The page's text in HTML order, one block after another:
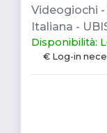
Videogiochi
Italiana -
Disponibilità:
€ Log-in